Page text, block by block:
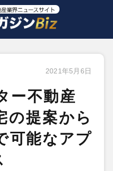
2021年5月6日
ー不動産
の提案から
可能なアプ